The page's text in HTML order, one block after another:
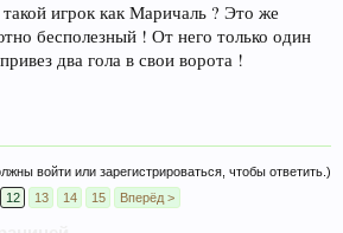
игрок как Маричаль ? Это же
бесполезный ! От него только один
два гола в свои ворота !
войти или зарегистрироваться, чтобы ответить.)
12 13 14 15 Вперёд >